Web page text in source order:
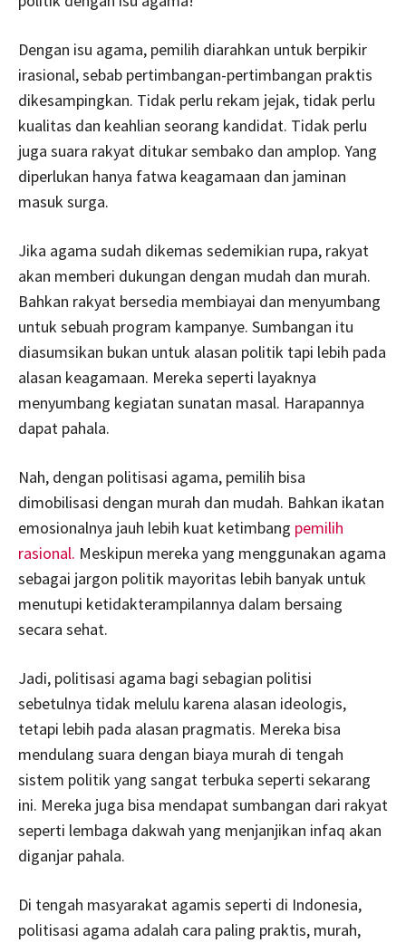
Dengan isu agama, pemilih diarahkan untuk berpikir
irasional, sebab pertimbangan-pertimbangan praktis
dikesampingkan. Tidak perlu rekam jejak, tidak perlu
kualitas dan keahlian seorang kandidat. Tidak perlu
juga suara rakyat ditukar sembako dan amplop. Yang
diperlukan hanya fatwa keagamaan dan jaminan
masuk surga.
Jika agama sudah dikemas sedemikian rupa, rakyat
akan memberi dukungan dengan mudah dan murah.
Bahkan rakyat bersedia membiayai dan menyumbang
untuk sebuah program kampanye. Sumbangan itu
diasumsikan bukan untuk alasan politik tapi lebih pada
alasan keagamaan. Mereka seperti layaknya
menyumbang kegiatan sunatan masal. Harapannya
dapat pahala.
Nah, dengan politisasi agama, pemilih bisa
dimobilisasi dengan murah dan mudah. Bahkan ikatan
emosionalnya jauh lebih kuat ketimbang pemilih
rasional. Meskipun mereka yang menggunakan agama
sebagai jargon politik mayoritas lebih banyak untuk
menutupi ketidakterampilannya dalam bersaing
secara sehat.
Jadi, politisasi agama bagi sebagian politisi
sebetulnya tidak melulu karena alasan ideologis,
tetapi lebih pada alasan pragmatis. Mereka bisa
mendulang suara dengan biaya murah di tengah
sistem politik yang sangat terbuka seperti sekarang
ini. Mereka juga bisa mendapat sumbangan dari rakyat
seperti lembaga dakwah yang menjanjikan infaq akan
diganjar pahala.
Di tengah masyarakat agamis seperti di Indonesia,
politisasi agama adalah cara paling praktis, murah,